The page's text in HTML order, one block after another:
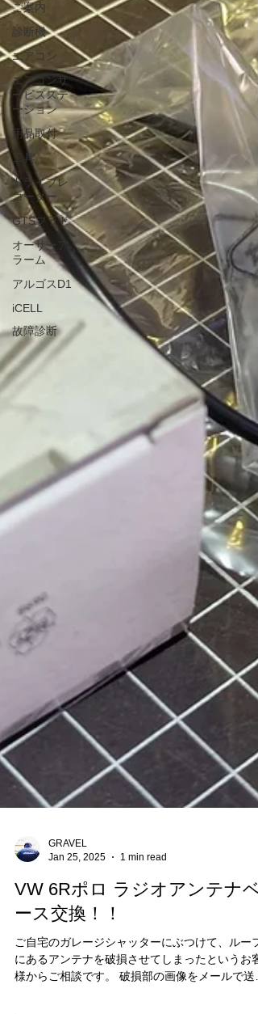
ご案内
診断機
エアコン
エアコンサ
ービスステ
ーション
用品取付
工具
ドライブレ
コーダー
GTSプラド
オーサーア
ラーム
アルゴスD1
iCELL
故障診断
GRAVEL
Jan 25, 2025
1 min read
VW 6Rポロ ラジオアンテナベ
ース交換！！
ご自宅のガレージシャッターにぶつけて、ルーフ